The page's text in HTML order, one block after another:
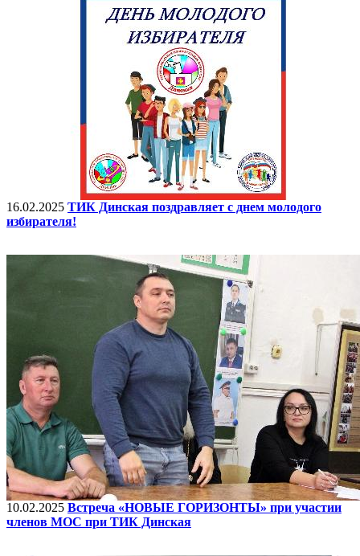
16.02.2025 ТИК Динская поздравляет с днем молодого
избирателя!
10.02.2025 Встреча «НОВЫЕ ГОРИЗОНТЫ» при участии
членов МОС при ТИК Динская